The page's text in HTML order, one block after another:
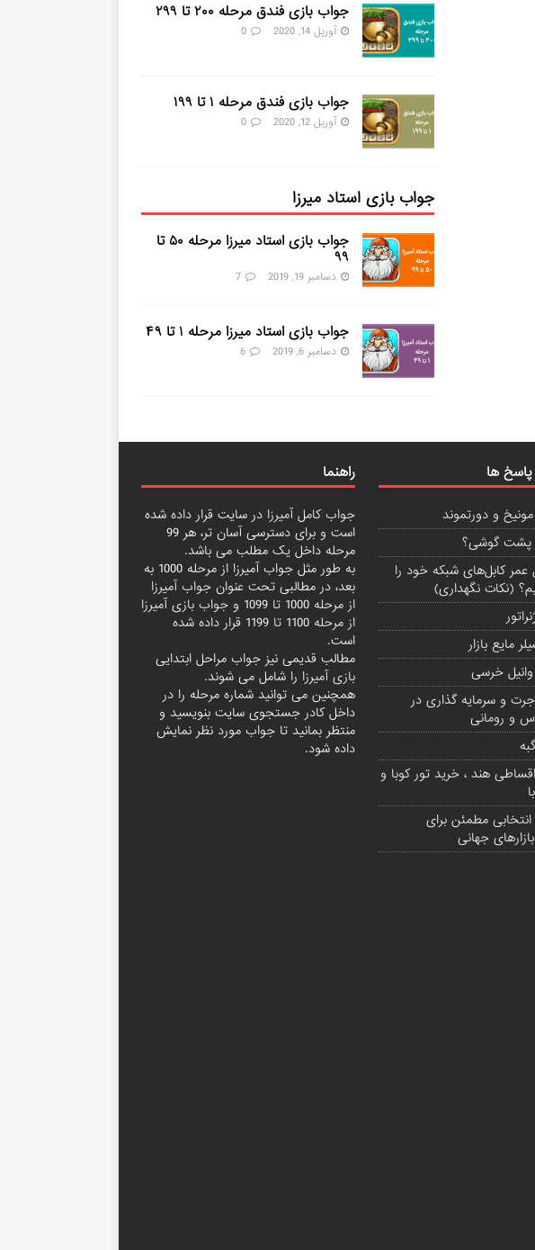
جواب بازی فندق مرحله ۲۰۰ تا ۲۹۹
آوریل 14, 2020 0
جواب بازی فندق مرحله ۱ تا ۱۹۹
آوریل 12, 2020 0
جواب بازی استاد میرزا
جواب بازی استاد میرزا مرحله ۵۰ تا
۹۹
دسامبر 19, 2019 7
جواب بازی استاد میرزا مرحله ۱ تا ۴۹
دسامبر 6, 2019 6
ها
و دورتموند
پشت گوشی؟
کابل‌های شبکه خود را
(نکات نگهداری)
مایع بازار
خرسی
و سرمایه گذاری در
و رومانی
هند ، خرید تور کوبا و
انتخابی مطمئن برای
جهانی
راهنما
جواب کامل آمیرزا در سایت قرار داده شده
است و برای دسترسی آسان تر، هر 99
مرحله داخل یک مطلب می باشد.
به طور مثل جواب آمیرزا از مرحله 1000 به
بعد، در مطالبی تحت عنوان جواب آمیرزا
از مرحله 1000 تا 1099
و جواب بازی آمیرزا
از مرحله 1100 تا 1199
قرار داده شده
است.
مطالب قدیمی نیز جواب مراحل ابتدایی
بازی آمیرزا را شامل می شوند.
همچنین می توانید شماره مرحله را در
داخل کادر جستجوی سایت بنویسید و
منتظر بمانید تا جواب مورد نظر نمایش
داده شود.